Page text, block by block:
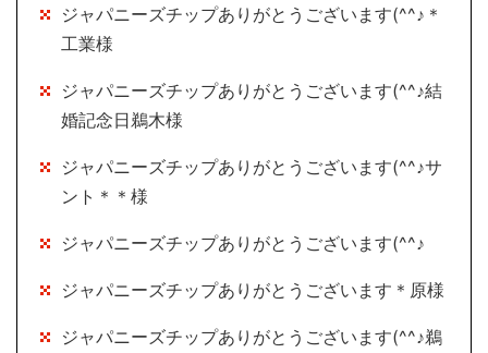
ジャパニーズチップありがとうございます(^^♪＊
工業様
ジャパニーズチップありがとうございます(^^♪結
婚記念日鵜木様
ジャパニーズチップありがとうございます(^^♪サ
ント＊＊様
ジャパニーズチップありがとうございます(^^♪
ジャパニーズチップありがとうございます＊原様
ジャパニーズチップありがとうございます(^^♪鵜